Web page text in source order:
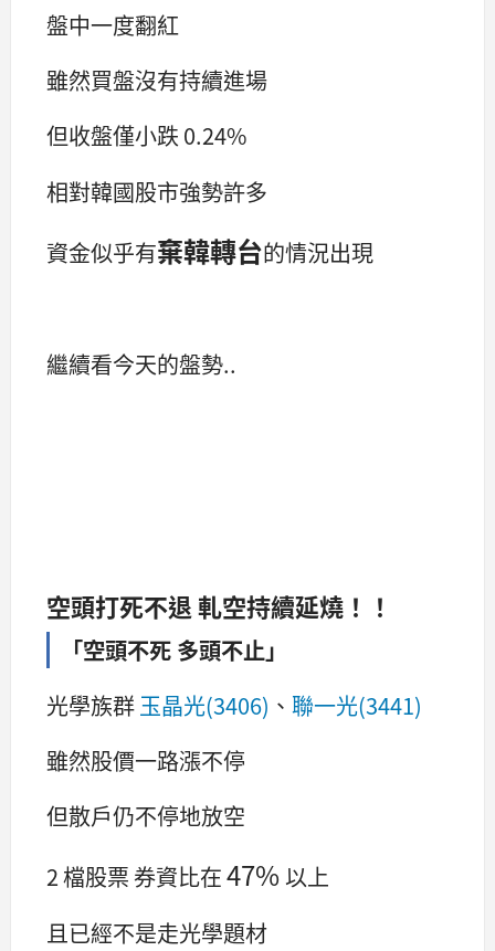
盤中一度翻紅
雖然買盤沒有持續進場
但收盤僅小跌 0.24%
相對韓國股市強勢許多
資金似乎有棄韓轉台的情況出現
繼續看今天的盤勢..
空頭打死不退 軋空持續延燒！！
「空頭不死 多頭不止」
光學族群 玉晶光(3406) 、 聯一光(3441)
雖然股價一路漲不停
但散戶仍不停地放空
2 檔股票 券資比在47% 以上
且已經不是走光學題材